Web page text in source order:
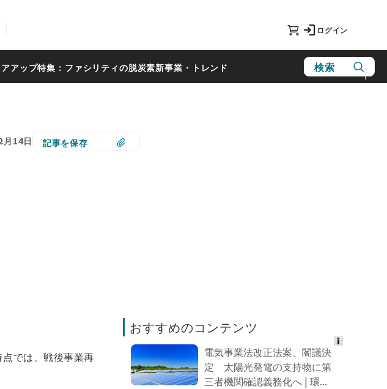
ログイン
アップ特集：ファシリティの脱炭素新事業・トレンド 検索
14日 記事を保存
では、戦後事業再
おすすめのコンテンツ
電気事業法改正法案、閣議決
定 太陽光発電の支持物に第
三者機関確認義務化へ | 環...